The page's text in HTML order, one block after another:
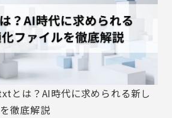
とは？AI時代に求められる新し
徹底解説